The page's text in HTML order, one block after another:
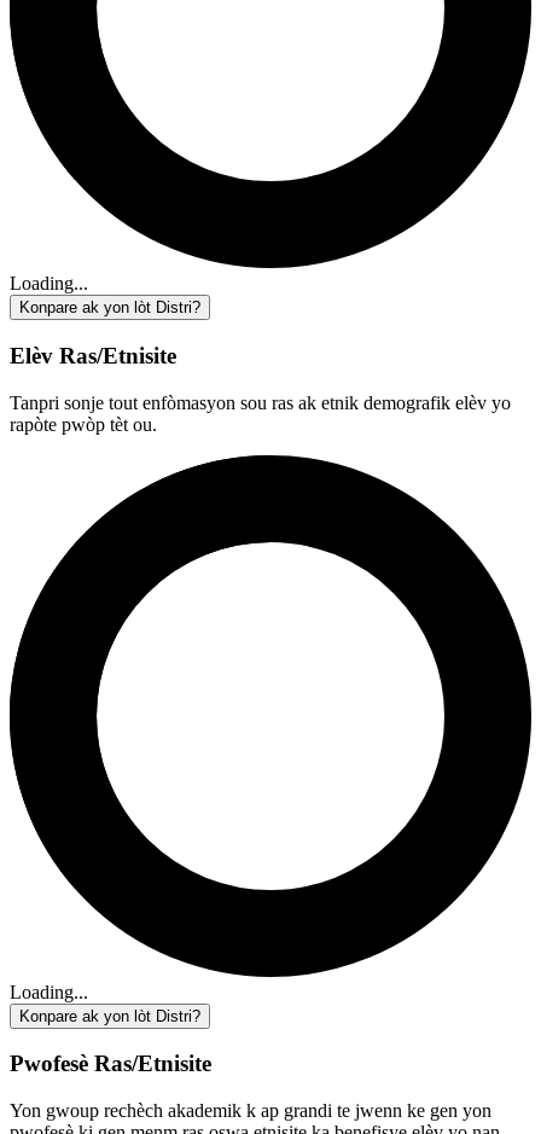
Loading...
Konpare ak yon lòt Distri?
Elèv Ras/Etnisite
Tanpri sonje tout enfòmasyon sou ras ak etnik demografik elèv yo
rapòte pwòp tèt ou.
Loading...
Konpare ak yon lòt Distri?
Pwofesè Ras/Etnisite
Yon gwoup rechèch akademik k ap grandi te jwenn ke gen yon